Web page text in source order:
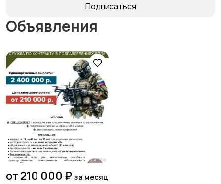
Подписаться
Объявления
от 210 000 ₽ за месяц